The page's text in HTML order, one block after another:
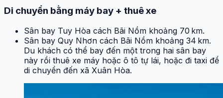
Di chuyển bằng máy bay + thuê xe
Sân bay Tuy Hòa cách Bãi Nồm khoảng 70 km.
Sân bay Quy Nhơn cách Bãi Nồm khoảng 34 km.
Du khách có thể bay đến một trong hai sân bay
này rồi thuê xe máy hoặc ô tô tự lái, hoặc đi taxi để
di chuyển đến xã Xuân Hòa.